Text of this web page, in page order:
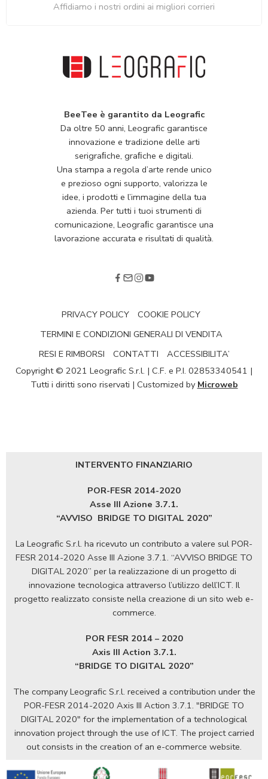
Affidiamo i nostri ordini ai migliori corrieri
BeeTee è garantito da Leografic
Da oltre 50 anni, Leografic garantisce
innovazione e tradizione delle arti
serigraﬁche, graﬁche e digitali.
Una stampa a regola d’arte rende unico
e prezioso ogni supporto, valorizza le
idee, i prodotti e l’immagine della tua
azienda. Per tutti i tuoi strumenti di
comunicazione, Leograﬁc garantisce una
lavorazione accurata e risultati di qualità.
PRIVACY POLICY
COOKIE POLICY
TERMINI E CONDIZIONI GENERALI DI VENDITA
RESI E RIMBORSI
CONTATTI
ACCESSIBILITA’
Copyright © 2021 Leografic S.r.l. | C.F. e P.I. 02853340541 |
Tutti i diritti sono riservati | Customized by Microweb
INTERVENTO FINANZIARIO
POR-FESR 2014-2020
Asse III Azione 3.7.1.
“AVVISO BRIDGE TO DIGITAL 2020”
La Leografic S.r.l. ha ricevuto un contributo a valere sul POR-
FESR 2014-2020 Asse III Azione 3.7.1. “AVVISO BRIDGE TO
DIGITAL 2020” per la realizzazione di un progetto di
innovazione tecnologica attraverso l’utilizzo dell’ICT. Il
progetto realizzato consiste nella creazione di un sito web e-
commerce.
POR FESR 2014 – 2020
Axis III Action 3.7.1.
“BRIDGE TO DIGITAL 2020”
The company Leografic S.r.l. received a contribution under the
POR-FESR 2014-2020 Axis III Action 3.7.1. "BRIDGE TO
DIGITAL 2020" for the implementation of a technological
innovation project through the use of ICT. The project carried
out consists in the creation of an e-commerce website.